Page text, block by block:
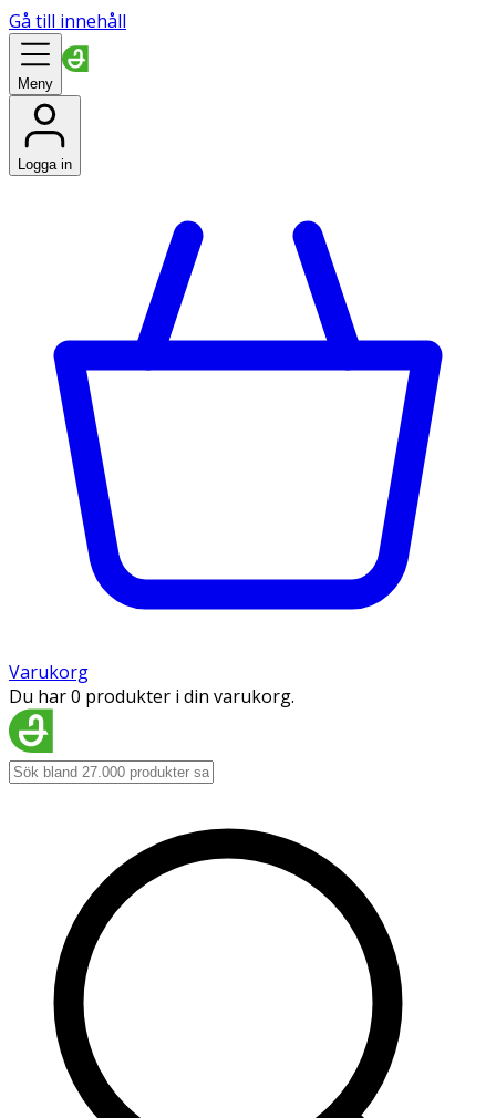
Gå till innehåll
Meny
Logga in
Varukorg
Du har 0 produkter i din varukorg.